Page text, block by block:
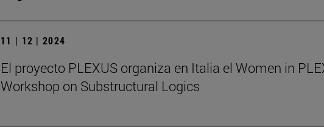
11 | 12 | 2024
El proyecto PLEXUS organiza en Italia el Women in
Workshop on Substructural Logics